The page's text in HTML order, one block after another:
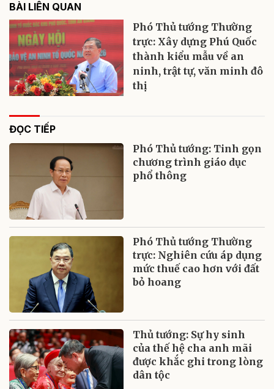
BÀI LIÊN QUAN
Phó Thủ tướng Thường
trực: Xây dựng Phú Quốc
thành kiểu mẫu về an
ninh, trật tự, văn minh đô
thị
ĐỌC TIẾP
Phó Thủ tướng: Tinh gọn
chương trình giáo dục
phổ thông
Phó Thủ tướng Thường
trực: Nghiên cứu áp dụng
mức thuế cao hơn với đất
bỏ hoang
Thủ tướng: Sự hy sinh
của thế hệ cha anh mãi
được khắc ghi trong lòng
dân tộc